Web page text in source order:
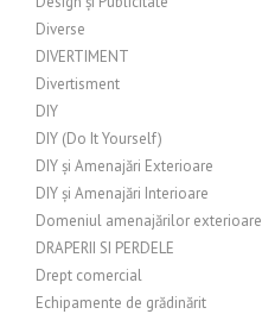
Diverse
DIVERTIMENT
Divertisment
DIY
DIY (Do It Yourself)
DIY și Amenajări Exterioare
DIY și Amenajări Interioare
Domeniul amenajărilor exterioare
DRAPERII SI PERDELE
Drept comercial
Echipamente de grădinărit